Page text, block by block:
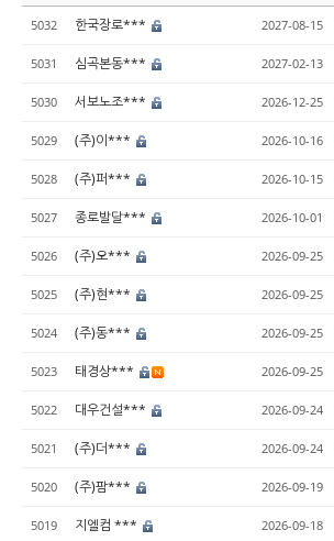
5032 한국장로*** 2027-08-15
5031 심곡본동*** 2027-02-13
5030 서보노조*** 2026-12-25
5029 (주)이*** 2026-10-16
5028 (주)퍼*** 2026-10-15
5027 종로발달*** 2026-10-01
5026 (주)오*** 2026-09-25
5025 (주)현*** 2026-09-25
5024 (주)동*** 2026-09-25
5023 태경상*** 2026-09-25
5022 대우건설*** 2026-09-24
5021 (주)더*** 2026-09-24
5020 (주)팜*** 2026-09-19
5019 지엘컴 *** 2026-09-18